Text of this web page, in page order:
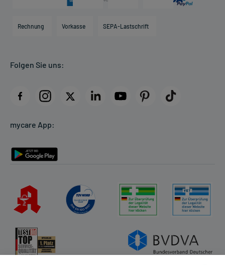
Direktabrechnung PKV
AGB
Datenschutz
Rückgabe/Widerruf
Rechnung Vorkasse SEPA-Lastschrift
Folgen Sie uns:
mycare App: